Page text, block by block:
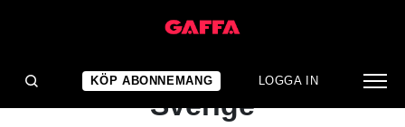
KÖP ABONNEMANG LOGGA IN
NYHET
Whitney Houston till
Sverige